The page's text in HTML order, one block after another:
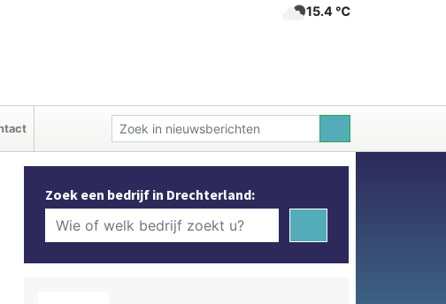
15.4 ℃
Zoek een bedrijf in Drechterland: